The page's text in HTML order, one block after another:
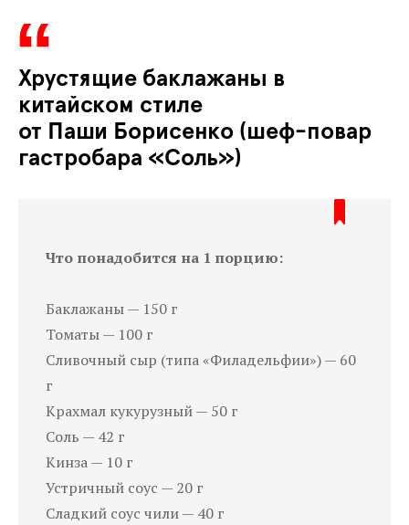
Хрустящие баклажаны в
китайском стиле
от Паши Борисенко (шеф-повар
гастробара «Соль»)
Что понадобится на 1 порцию:
Баклажаны — 150 г
Томаты — 100 г
Сливочный сыр (типа «Филадельфии») — 60
г
Крахмал кукурузный — 50 г
Соль — 42 г
Кинза — 10 г
Устричный соус — 20 г
Сладкий соус чили — 40 г